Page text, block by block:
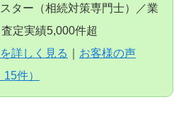
ター（相続対策専門士）／業
定実績5,000件超
詳しく見る ｜ お客様の声
件）